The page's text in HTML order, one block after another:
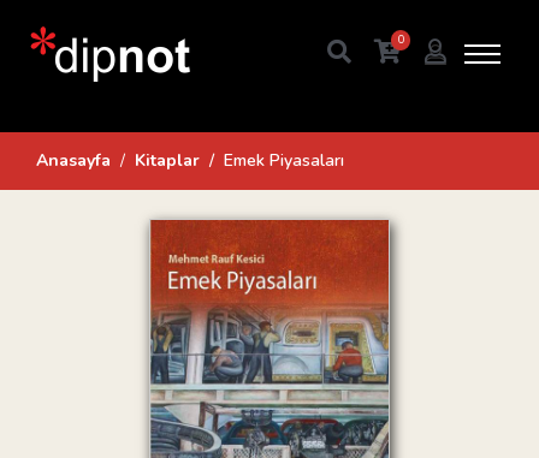
0
Anasayfa Kitaplar Emek Piyasaları